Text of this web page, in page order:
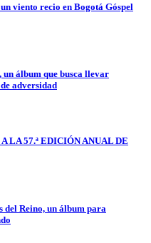
viento recio en Bogotá Góspel
álbum que busca llevar
adversidad
LA 57.ª EDICIÓN ANUAL DE
del Reino, un álbum para